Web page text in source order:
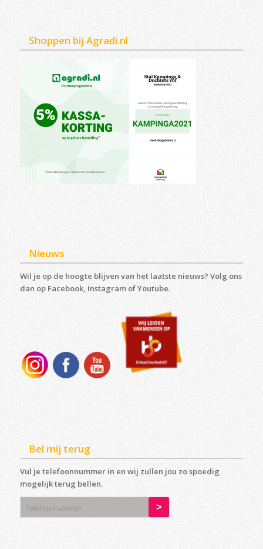
Shoppen bij Agradi.nl
Nieuws
Wil je op de hoogte blijven van het laatste nieuws? Volg ons
dan op Facebook, Instagram of Youtube.
Bel mij terug
Vul je telefoonnummer in en wij zullen jou zo spoedig
mogelijk terug bellen.